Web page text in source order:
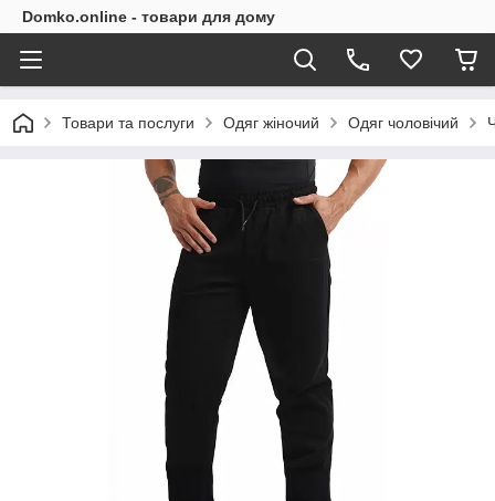
Domko.online - товари для дому
Товари та послуги Одяг жіночий Одяг чоловічий